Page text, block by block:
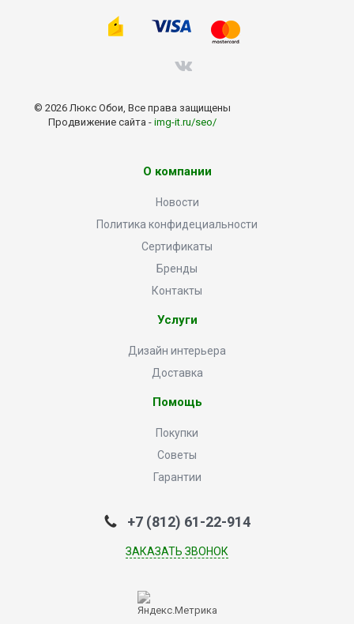
© 2026 Люкс Обои, Все права защищены
Продвижение сайта - img-it.ru/seo/
О компании
Новости
Политика конфидециальности
Сертификаты
Бренды
Контакты
Услуги
Дизайн интерьера
Доставка
Помощь
Покупки
Советы
Гарантии
+7 (812) 61-22-914
ЗАКАЗАТЬ ЗВОНОК